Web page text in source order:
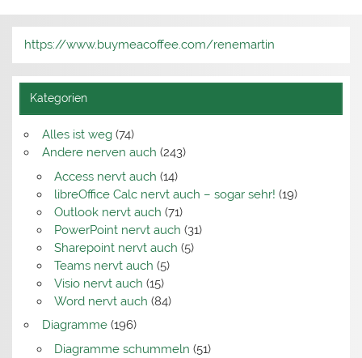
https://www.buymeacoffee.com/renemartin
Kategorien
Alles ist weg(74)
Andere nerven auch (243)
Access nervt auch (14)
libreOffice Calc nervt auch – sogar sehr! (19)
Outlook nervt auch (71)
PowerPoint nervt auch (31)
Sharepoint nervt auch (5)
Teams nervt auch (5)
Visio nervt auch (15)
Word nervt auch (84)
Diagramme(196)
Diagramme schummeln (51)